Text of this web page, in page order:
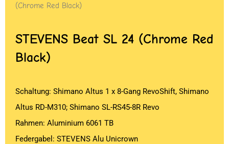
(Chrome Red Black)
STEVENS Beat SL 24 (Chrome Red
Black)
Schaltung: Shimano Altus 1 x 8-Gang RevoShift, Shimano
Altus RD-M310; Shimano SL-RS45-8R Revo
Rahmen: Aluminium 6061 TB
Federgabel: STEVENS Alu Unicrown